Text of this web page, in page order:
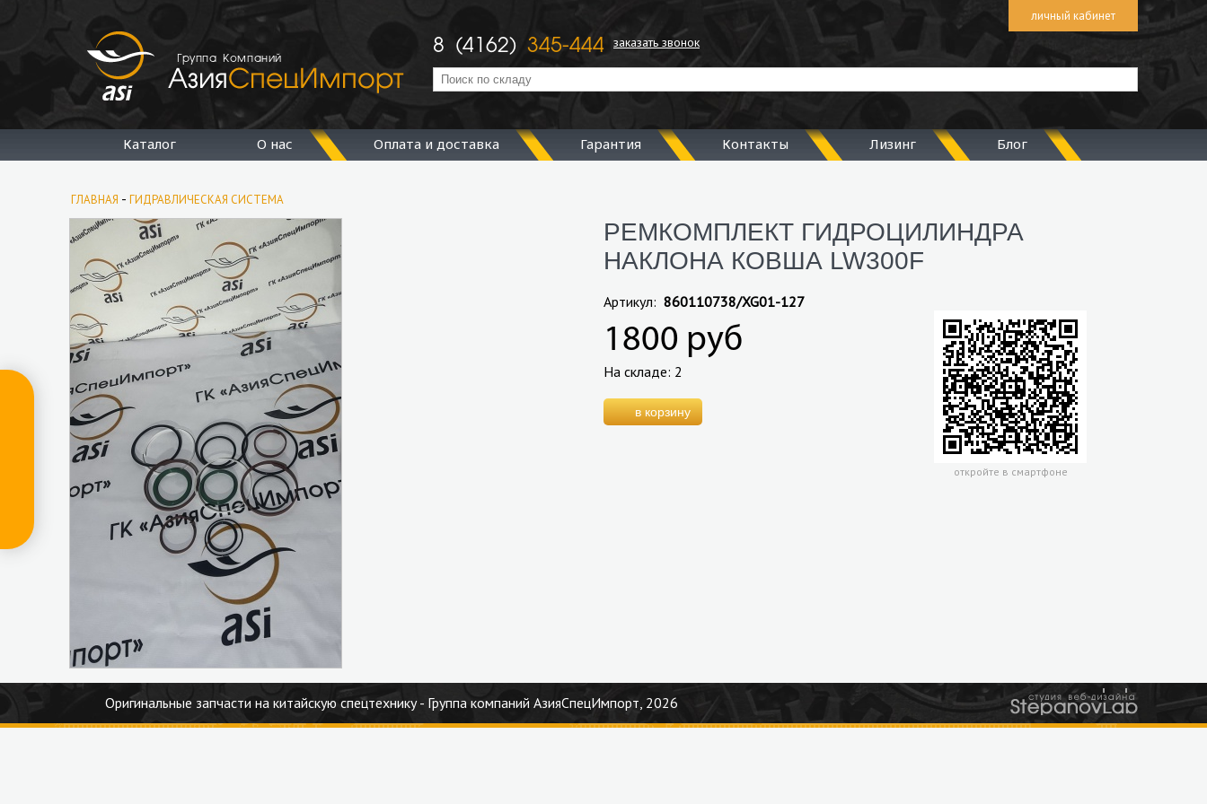
Группа Компаний
личный кабинет
8 (4162) 345-444 заказать звонок
Каталог О нас Оплата и доставка Гарантия Контакты Лизинг Блог
ГЛАВНАЯ - ГИДРАВЛИЧЕСКАЯ СИСТЕМА
РЕМКОМПЛЕКТ ГИДРОЦИЛИНДРА
НАКЛОНА КОВША LW300F
Артикул: 860110738/XG01-127
1800 руб
На складе: 2
откройте в смартфоне
Оригинальные запчасти на китайскую спецтехнику - Группа компаний АзияСпецИмпорт, 2026